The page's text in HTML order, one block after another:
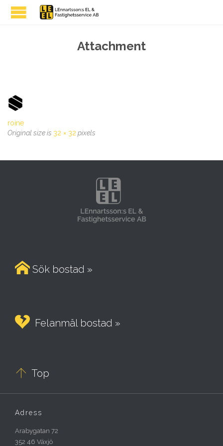
Attachment
roine
Original size is 32 × 32 pixels
 Sök bostad »
 Felanmäl bostad »
 Top
Adress
Arabygatan 72
352 46 Växjö